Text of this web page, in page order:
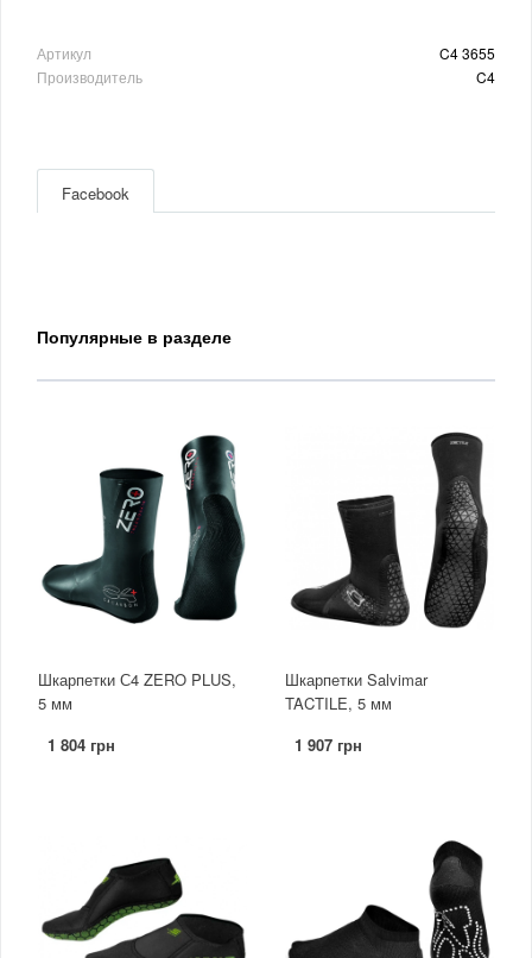
Артикул
C4 3655
Производитель
C4
Facebook
Популярные в разделе
Шкарпетки С4 ZERO PLUS,
5 мм
1 804 грн
Шкарпетки Salvimar
TACTILE, 5 мм
1 907 грн